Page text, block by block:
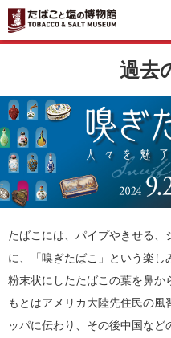
過去
たばこには、パイプやきせる
に、「嗅ぎたばこ」という楽し
粉末状にしたたばこの葉を鼻か
もとはアメリカ大陸先住民の
ッパに伝わり、その後中国など